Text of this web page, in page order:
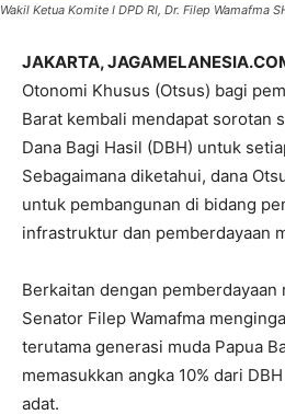
Wakil Ketua Komite I DPD RI, Dr. Filep Wamafma
JAKARTA,
Otonomi Khusus (Otsus) bagi
Barat kembali mendapat sorotan
Dana Bagi Hasil (DBH) untuk
Sebagaimana diketahui, dana
untuk pembangunan di bidang
infrastruktur dan pemberdayaan
Berkaitan dengan pemberdayaan
Senator Filep Wamafma
terutama generasi muda Papua
memasukkan angka 10% dari
adat.